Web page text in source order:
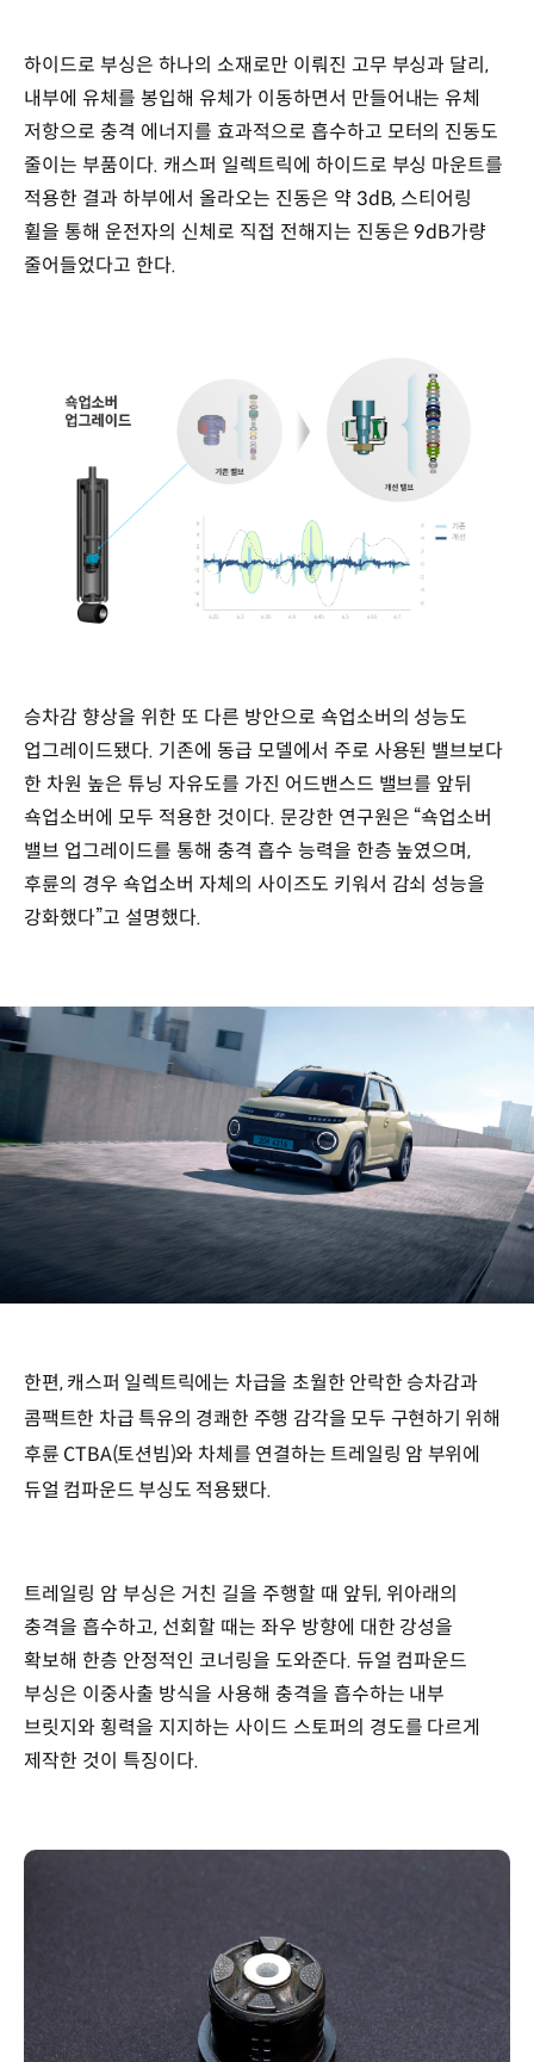
하이드로 부싱은 하나의 소재로만 이뤄진 고무 부싱과 달리,
내부에 유체를 봉입해 유체가 이동하면서 만들어내는 유체
저항으로 충격 에너지를 효과적으로 흡수하고 모터의 진동도
줄이는 부품이다. 캐스퍼 일렉트릭에 하이드로 부싱 마운트를
적용한 결과 하부에서 올라오는 진동은 약 3dB, 스티어링
휠을 통해 운전자의 신체로 직접 전해지는 진동은 9dB가량
줄어들었다고 한다.
승차감 향상을 위한 또 다른 방안으로 쇽업소버의 성능도
업그레이드됐다. 기존에 동급 모델에서 주로 사용된 밸브보다
한 차원 높은 튜닝 자유도를 가진 어드밴스드 밸브를 앞뒤
쇽업소버에 모두 적용한 것이다. 문강한 연구원은 “쇽업소버
밸브 업그레이드를 통해 충격 흡수 능력을 한층 높였으며,
후륜의 경우 쇽업소버 자체의 사이즈도 키워서 감쇠 성능을
강화했다”고 설명했다.
한편, 캐스퍼 일렉트릭에는 차급을 초월한 안락한 승차감과
콤팩트한 차급 특유의 경쾌한 주행 감각을 모두 구현하기 위해
후륜 CTBA(토션빔)와 차체를 연결하는 트레일링 암 부위에
듀얼 컴파운드 부싱도 적용됐다.
트레일링 암 부싱은 거친 길을 주행할 때 앞뒤, 위아래의
충격을 흡수하고, 선회할 때는 좌우 방향에 대한 강성을
확보해 한층 안정적인 코너링을 도와준다. 듀얼 컴파운드
부싱은 이중사출 방식을 사용해 충격을 흡수하는 내부
브릿지와 횡력을 지지하는 사이드 스토퍼의 경도를 다르게
제작한 것이 특징이다.